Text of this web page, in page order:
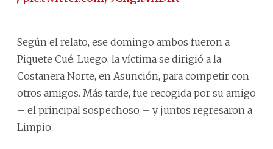
Según el relato, ese domingo ambos fueron a
Piquete Cué. Luego, la víctima se dirigió a la
Costanera Norte, en Asunción, para competir con
otros amigos. Más tarde, fue recogida por su amigo
– el principal sospechoso – y juntos regresaron a
Limpio.